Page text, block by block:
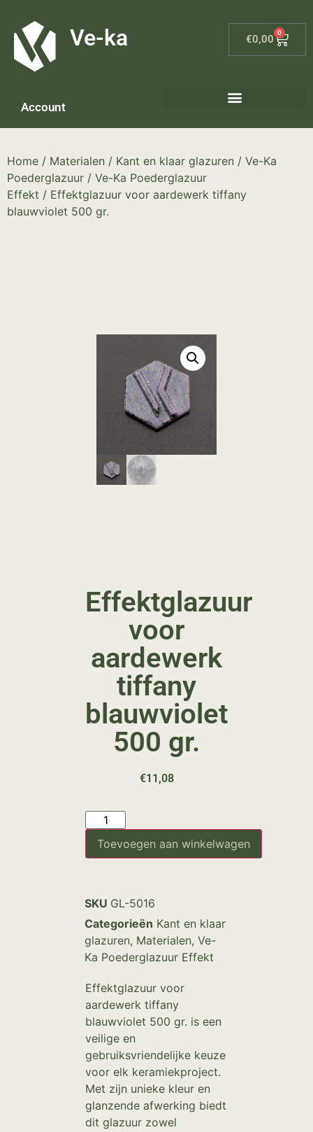
Ve-ka €0,00
0
Account
Home / Materialen / Kant en klaar glazuren / Ve-Ka
Poederglazuur / Ve-Ka Poederglazuur
Effekt / Effektglazuur voor aardewerk tiffany
blauwviolet 500 gr.
Effektglazuur
voor
aardewerk
tiffany
blauwviolet
500 gr.
€11,08
Toevoegen aan winkelwagen
SKU GL-5016
Categorieën Kant en klaar
glazuren, Materialen, Ve-
Ka Poederglazuur Effekt
Effektglazuur voor
aardewerk tiffany
blauwviolet 500 gr. is een
veilige en
gebruiksvriendelijke keuze
voor elk keramiekproject.
Met zijn unieke kleur en
glanzende afwerking biedt
dit glazuur zowel